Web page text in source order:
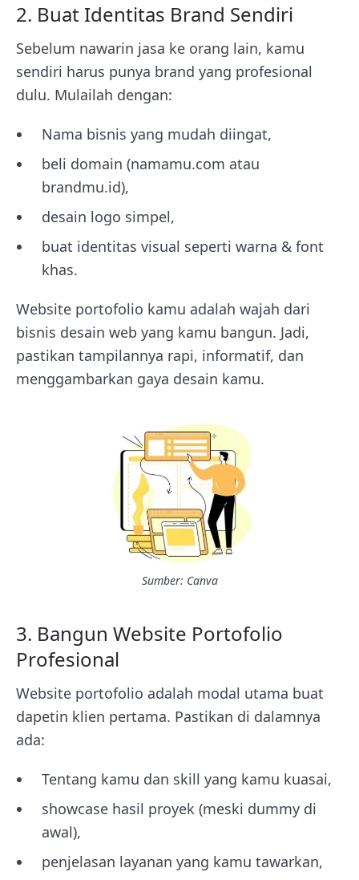
2. Buat Identitas Brand Sendiri
Sebelum nawarin jasa ke orang lain, kamu
sendiri harus punya brand yang profesional
dulu. Mulailah dengan:
Nama bisnis yang mudah diingat,
beli domain (namamu.com atau
brandmu.id),
desain logo simpel,
buat identitas visual seperti warna & font
khas.
Website portofolio kamu adalah wajah dari
bisnis desain web yang kamu bangun. Jadi,
pastikan tampilannya rapi, informatif, dan
menggambarkan gaya desain kamu.
Sumber: Canva
3. Bangun Website Portofolio
Profesional
Website portofolio adalah modal utama buat
dapetin klien pertama. Pastikan di dalamnya
ada:
Tentang kamu dan skill yang kamu kuasai,
showcase hasil proyek (meski dummy di
awal),
penjelasan layanan yang kamu tawarkan,